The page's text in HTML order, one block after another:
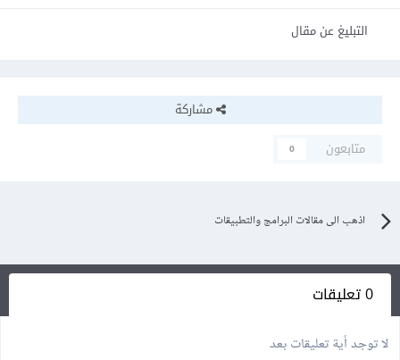
التبليغ عن مقال
مشاركة
متابعون
0
اذهب الى مقالات البرامج والتطبيقات
0 تعليقات
لا توجد أية تعليقات بعد